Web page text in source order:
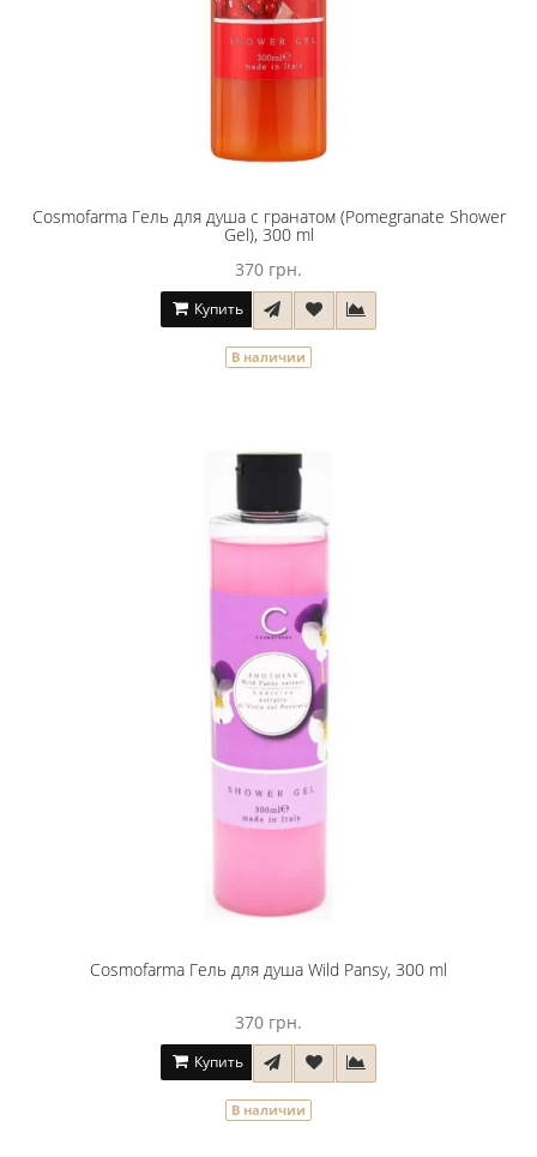
Cosmofarma Гель для душа с гранатом (Pomegranate Shower
Gel), 300 ml
370 грн.
Купить
В наличии
Cosmofarma Гель для душа Wild Pansy, 300 ml
370 грн.
Купить
В наличии